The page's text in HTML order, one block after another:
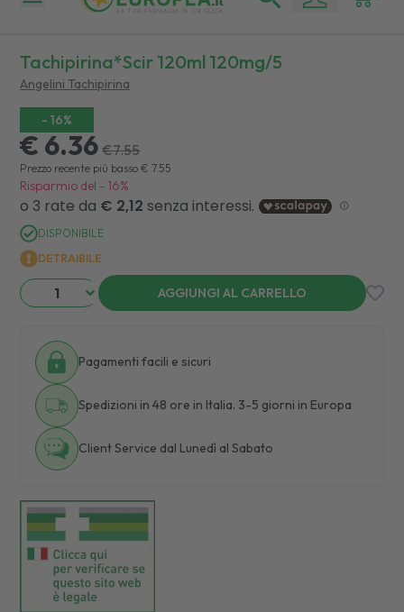
Tachipirina*scir 120ml 120mg/5
Angelini Tachipirina
- 16%
€ 6.36 €7.55
Prezzo recente più basso € 7.55
Risparmio del - 16%
DISPONIBILE
DETRAIBILE
AGGIUNGI AL CARRELLO
Pagamenti facili e sicuri
Spedizioni in 48 ore in Italia. 3-5 giorni in Europa
Client Service dal Lunedì al Sabato